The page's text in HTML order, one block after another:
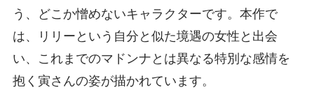
う、どこか憎めないキャラクターです。本作で
は、リリーという自分と似た境遇の女性と出会
い、これまでのマドンナとは異なる特別な感情を
抱く寅さんの姿が描かれています。